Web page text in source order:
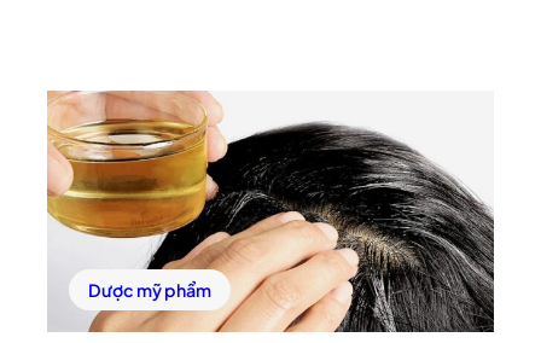
Dược mỹ phẩm